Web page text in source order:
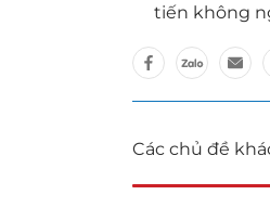
tiến không
Các chủ đề